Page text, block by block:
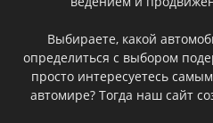
Выбираете, какой
определиться с выбором
просто интересуетесь
автомире? Тогда наш сайт